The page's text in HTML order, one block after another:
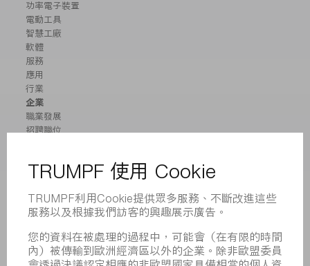
功率電子裝置
電動工具
智慧工廠
軟體
服務
應用
行業
企業
職業發展
招聘職位
業務報告
合規
舉報系統
新聞稿
雜誌